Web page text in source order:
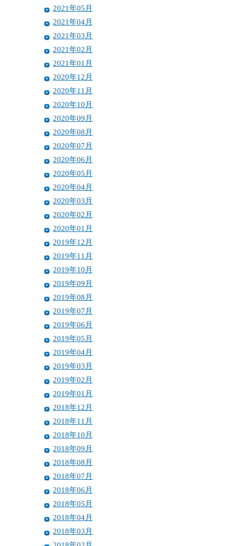
2021年05月
2021年04月
2021年03月
2021年02月
2021年01月
2020年12月
2020年11月
2020年10月
2020年09月
2020年08月
2020年07月
2020年06月
2020年05月
2020年04月
2020年03月
2020年02月
2020年01月
2019年12月
2019年11月
2019年10月
2019年09月
2019年08月
2019年07月
2019年06月
2019年05月
2019年04月
2019年03月
2019年02月
2019年01月
2018年12月
2018年11月
2018年10月
2018年09月
2018年08月
2018年07月
2018年06月
2018年05月
2018年04月
2018年03月